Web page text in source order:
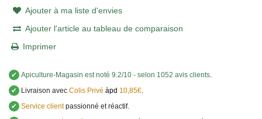
Ajouter à ma liste d'envies
Ajouter l'article au tableau de comparaison
Imprimer
✔ Apiculture-Magasin est noté 9.2/10 - selon 1052 avis clients
✔
Livraison avec Colis Privé àpd 10,85€
✔ Service clientpassionné et réactif.